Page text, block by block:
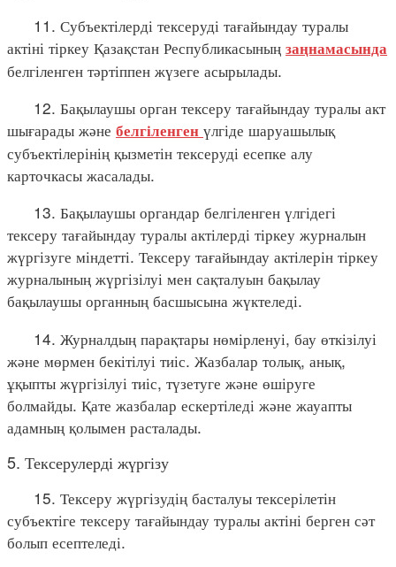
11. Субъектілерді тексеруді тағайындау туралы
актіні тіркеу Қазақстан Республикасының заңнамасында
белгіленген тәртіппен жүзеге асырылады.
12. Бақылаушы орган тексеру тағайындау туралы акт
шығарады және белгіленген үлгіде шаруашылық
субъектілерінің қызметін тексеруді есепке алу
карточкасы жасалады.
13. Бақылаушы органдар белгіленген үлгідегі
тексеру тағайындау туралы актілерді тіркеу журналын
жүргізуге міндетті. Тексеру тағайындау актілерін тіркеу
журналының жүргізілуі мен сақталуын бақылау
бақылаушы органның басшысына жүктеледі.
14. Журналдың парақтары нөмірленуі, бау өткізілуі
және мөрмен бекітілуі тиіс. Жазбалар толық, анық,
ұқыпты жүргізілуі тиіс, түзетуге және өшіруге
болмайды. Қате жазбалар ескертіледі және жауапты
адамның қолымен расталады.
5. Тексерулерді жүргізу
15. Тексеру жүргізудің басталуы тексерілетін
субъектіге тексеру тағайындау туралы актіні берген сәт
болып есептеледі.